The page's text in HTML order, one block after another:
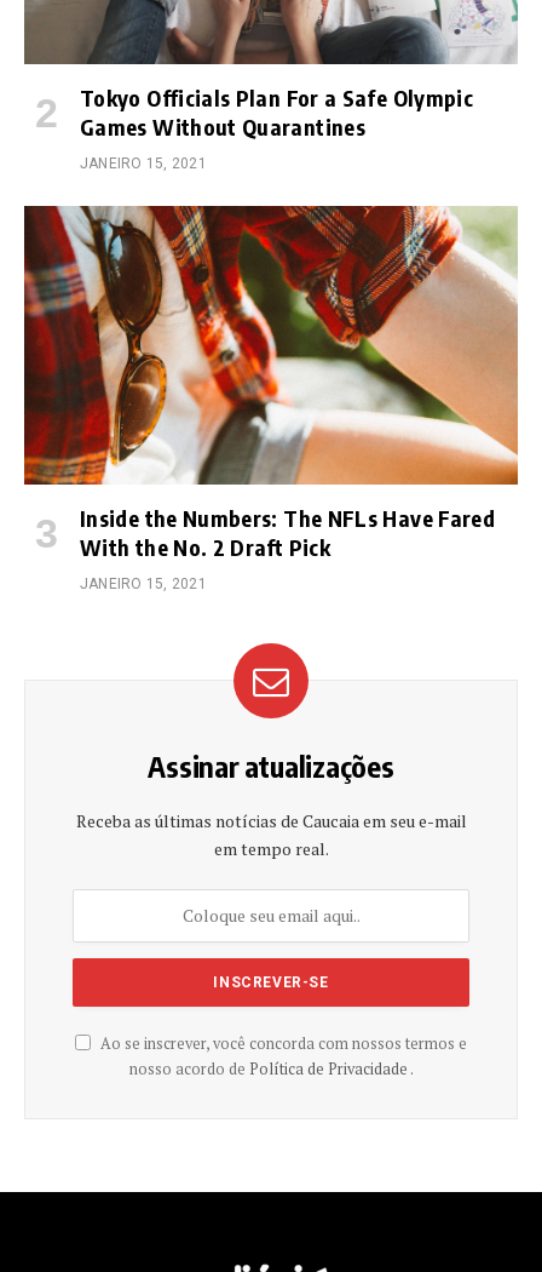
Tokyo Officials Plan For a Safe Olympic
Games Without Quarantines
JANEIRO 15, 2021
Inside the Numbers: The NFLs Have Fared
With the No. 2 Draft Pick
JANEIRO 15, 2021
Assinar atualizações
Receba as últimas notícias de Caucaia em seu e-mail
em tempo real.
Ao se inscrever, você concorda com nossos termos e
nosso acordo de Política de Privacidade .